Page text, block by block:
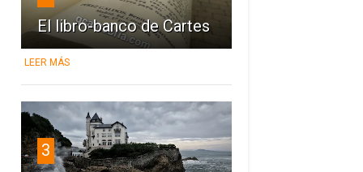
El libro-banco de Cartes
LEER MÁS
3